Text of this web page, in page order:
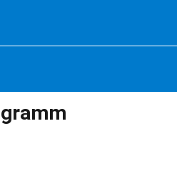
Brandenburg